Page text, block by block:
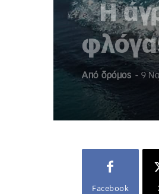
Η
Από δρόμος - 9
Facebook